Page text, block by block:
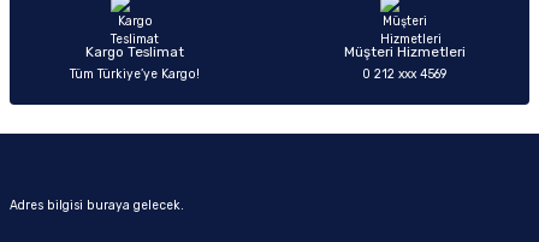
Kargo Teslimat
Tüm Türkiye’ye Kargo!
Müşteri Hizmetleri
0 212 xxx 4569
Adres bilgisi buraya gelecek.